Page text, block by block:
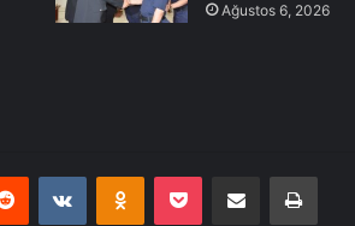
Ağustos 6, 2026
Reddit VKontakteOdnoklassniki
Pocket E-Posta ile paylaş Yazdır